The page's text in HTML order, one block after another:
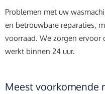
Problemen met uw
en betrouwbare reparaties,
voorraad. We zorgen ervoor
werkt binnen 24 uur.
Meest voorkomende